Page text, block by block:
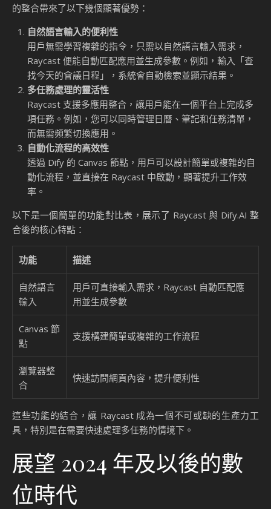
的整合帶來了以下幾個顯著優勢：
自然語言輸入的便利性
用戶無需學習複雜的指令，只需以自然語言輸入需求，
Raycast 便能自動匹配應用並生成參數。例如，輸入「查
找今天的會議日程」，系統會自動檢索並顯示結果。
多任務處理的靈活性
Raycast 支援多應用整合，讓用戶能在一個平台上完成多
項任務。例如，您可以同時管理日曆、筆記和任務清單，
而無需頻繁切換應用。
自動化流程的高效性
透過 Dify 的 Canvas 節點，用戶可以設計簡單或複雜的自
動化流程，並直接在 Raycast 中啟動，顯著提升工作效
率。
以下是一個簡單的功能對比表，展示了 Raycast 與 Dify.AI 整
合後的核心特點：
功能 描述
自然語言
輸入
用戶可直接輸入需求，Raycast 自動匹配應
用並生成參數
Canvas 節
點
支援構建簡單或複雜的工作流程
瀏覽器整
合
快速訪問網頁內容，提升便利性
這些功能的結合，讓 Raycast 成為一個不可或缺的生產力工
具，特別是在需要快速處理多任務的情境下。
展望 2024 年及以後的數
位時代